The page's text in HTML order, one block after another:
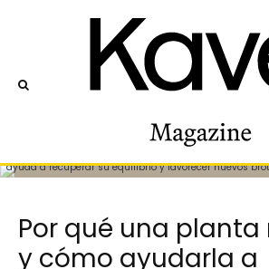
ayuda a recuperar su equilibrio y favorecer nuevos
Por qué una planta
y cómo ayudarla a